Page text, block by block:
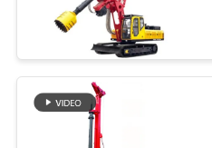
Entsander